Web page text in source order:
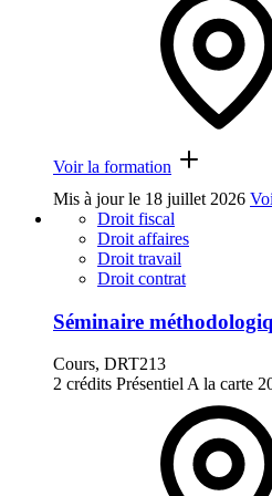
Voir la formation
Mis à jour le 18 juillet 2026
Droit fiscal
Droit affaires
Droit travail
Droit contrat
Séminaire
Cours, DRT213
2 crédits Présentiel A la carte